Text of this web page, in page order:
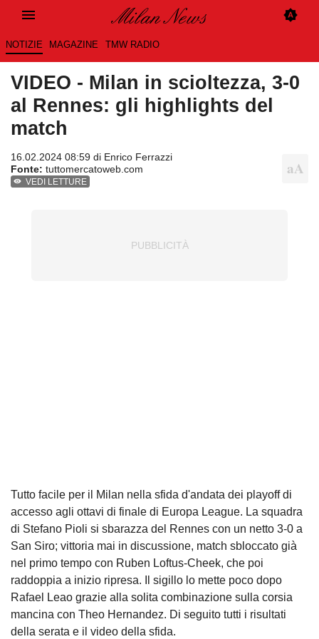
NOTIZIE MAGAZINE TMW RADIO
VIDEO - Milan in scioltezza, 3-0
al Rennes: gli highlights del
match
16.02.2024 08:59 di Enrico Ferrazzi
Fonte: tuttomercatoweb.com
VEDI LETTURE
Tutto facile per il Milan nella sfida d'andata dei playoff di
accesso agli ottavi di finale di Europa League. La squadra
di Stefano Pioli si sbarazza del Rennes con un netto 3-0 a
San Siro; vittoria mai in discussione, match sbloccato già
nel primo tempo con Ruben Loftus-Cheek, che poi
raddoppia a inizio ripresa. Il sigillo lo mette poco dopo
Rafael Leao grazie alla solita combinazione sulla corsia
mancina con Theo Hernandez. Di seguito tutti i risultati
della serata e il video della sfida.